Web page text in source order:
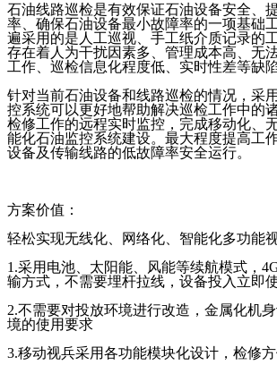
石油线路巡检是有效保证石油设备安全、
率、确保石油设备最小故障率的一项基础
遍采用的是人工巡视、手工纸介质记录的
存在着人为干扰因素多、管理成本高、无
工作、巡检信息化程度低、实时性差等缺陷
针对当前石油设备和线路巡检的情况，采
控系统可以更好地帮助解决巡检工作中的
检修工作的远程实时监控，完成移动化、
能化石油监控系统建设。最大程度提高工
设备及传输线路的低故障率安全运行。
方案价值：
轻松实现无线化、网络化、智能化多功能
1.采用电池、太阳能、风能等续航模式，
输方式，不需要埋杆拉线，设备投入立即
2.不需要对投放环境进行改造，金属化机
境的使用要求
3.移动视兵采用各功能模块化设计，检修